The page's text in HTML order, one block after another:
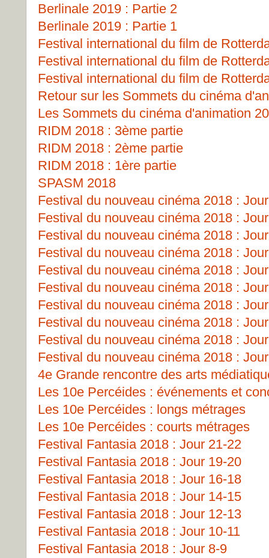
Berlinale 2019 : Partie 2
Berlinale 2019 : Partie 1
Festival international du film de
Festival international du film de
Festival international du film de
Retour sur les Sommets du cinéma
Les Sommets du cinéma d'animation
RIDM 2018 : 3ème partie
RIDM 2018 : 2ème partie
RIDM 2018 : 1ère partie
SPASM 2018
Festival du nouveau cinéma 2018 :
Festival du nouveau cinéma 2018 :
Festival du nouveau cinéma 2018 :
Festival du nouveau cinéma 2018 :
Festival du nouveau cinéma 2018 :
Festival du nouveau cinéma 2018 :
Festival du nouveau cinéma 2018 :
Festival du nouveau cinéma 2018 :
Festival du nouveau cinéma 2018 :
Festival du nouveau cinéma 2018 :
4e Grande rencontre des arts
Les 10e Percéides : événements et
Les 10e Percéides : longs métrages
Les 10e Percéides : courts métrages
Festival Fantasia 2018 : Jour 21-22
Festival Fantasia 2018 : Jour 19-20
Festival Fantasia 2018 : Jour 16-18
Festival Fantasia 2018 : Jour 14-15
Festival Fantasia 2018 : Jour 12-13
Festival Fantasia 2018 : Jour 10-11
Festival Fantasia 2018 : Jour 8-9